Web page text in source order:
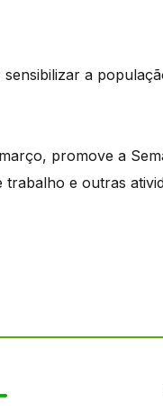
a
promove a
e outras